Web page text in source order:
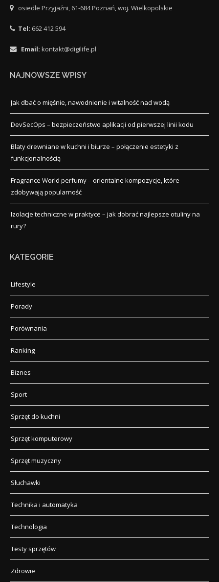
osiedle Przyjaźni, 61-684 Poznań, woj. Wielkopolskie
Tel: 662 412 594
Email: kontakt@digilife.pl
NAJNOWSZE WPISY
Jak dbać o mięśnie, nawodnienie i witalność nad wodą
DevSecOps – bezpieczeństwo aplikacji od pierwszej linii kodu
Blaty drewniane w kuchni i biurze – połączenie estetyki z
funkcjonalnością
Fragrance World perfumy – orientalne kompozycje, które
zdobywają popularność
Izolacje techniczne w praktyce – jak dobrać najlepsze otuliny na
rury?
KATEGORIE
Lifestyle
Porady
Porównania
Ranking
Biznes
Sport
Sprzęt do kuchni
Sprzęt komputerowy
Sprzęt muzyczny
Słuchawki
Technika i automatyka
Technologia
Testy sprzętów
Zdrowie